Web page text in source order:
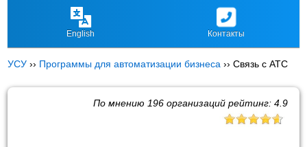
English Контакты
УСУ ›› Программы для автоматизации бизнеса ››Связь с АТС
По мнению 196организаций рейтинг: 4.9